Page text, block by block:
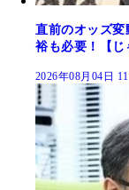
直前のオッズ
裕も必要！【じ
2026年08月04日